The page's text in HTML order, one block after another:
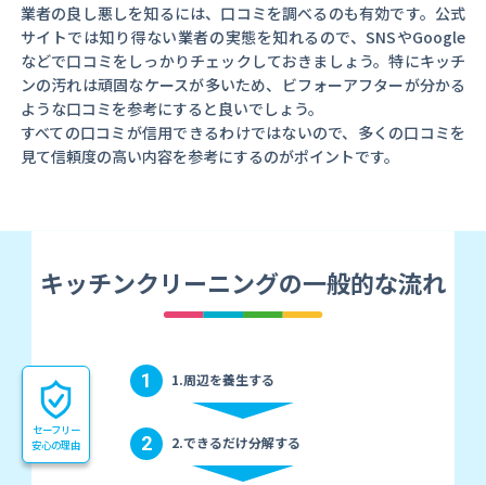
業者の良し悪しを知るには、口コミを調べるのも有効です。公式
サイトでは知り得ない業者の実態を知れるので、SNSやGoogle
などで口コミをしっかりチェックしておきましょう。特にキッチ
ンの汚れは頑固なケースが多いため、ビフォーアフターが分かる
ような口コミを参考にすると良いでしょう。
すべての口コミが信用できるわけではないので、多くの口コミを
見て信頼度の高い内容を参考にするのがポイントです。
キッチンクリーニングの一般的な流れ
1 1.周辺を養生する
2 2.できるだけ分解する
セーフリー
安心の理由